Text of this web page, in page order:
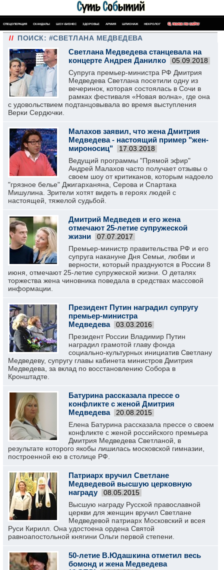
СПЕЦОПЕРАЦИЯ СКАНДАЛЫ ШОУ-БИЗНЕС ЗДОРОВЬЕ АРМИЯ ШПИОНАЖ НЕКРОЛОГ ПОИСК ПО САЙТУ
// ПОИСК: #СВЕТЛАНА МЕДВЕДЕВА
Светлана Медведева станцевала на
концерте Андрея Данилко
05.09.2018
Супруга премьер-министра РФ Дмитрия
Медведева Светлана посетили одну из
вечеринок, которая состоялась в Сочи в
рамках фестиваля «Новая волна», где она
с удовольствием подтанцовывала во время выступления
Верки Сердючки.
Малахов заявил, что жена Дмитрия
Медведева - настоящий пример "жен-
мироносиц"
17.03.2018
Ведущий программы "Прямой эфир"
Андрей Малахов часто получает отзывы о
своем шоу от критиканов, которым надоело
"грязное белье" Джигарханяна, Серова и Спартака
Мишулина. Зрители хотят видеть в героях людей с
настоящей, тяжелой судьбой.
Дмитрий Медведев и его жена
отмечают 25-летие супружеской
жизни
07.07.2017
Премьер-министр правительства РФ и его
супруга накануне Дня Семьи, любви и
верности, который празднуются в России 8
июня, отмечают 25-летие супружеской жизни. О деталях
торжества жена чиновника поведала в средствах массовой
информации.
Президент Путин наградил супругу
премьер-министра
Медведева
03.03.2016
Президент России Владимир Путин
наградил грамотой главу фонда
социально-культурных инициатив Светлану
Медведеву, супругу главы кабинета министров Дмитрия
Медведева, за вклад по восстановлению Собора в
Кронштадте.
Батурина рассказала прессе о
конфликте с женой Дмитрия
Медведева
20.08.2015
Елена Батурина рассказала прессе о своем
конфликте с женой российского премьера
Дмитрия Медведева Светланой, в
результате которого якобы лишилась московской гимназии,
построенной ею в столице РФ.
Патриарх вручил Светлане
Медведевой высшую церковную
награду
08.05.2015
Высшую награду Русской православной
церкви для женщин вручил Светлане
Медведевой патриарх Московский и всея
Руси Кирилл. Она удостоена ордена Святой
равноапостольной княгини Ольги первой степени.
50-летие В.Юдашкина отметил весь
бомонд и жена Медведева